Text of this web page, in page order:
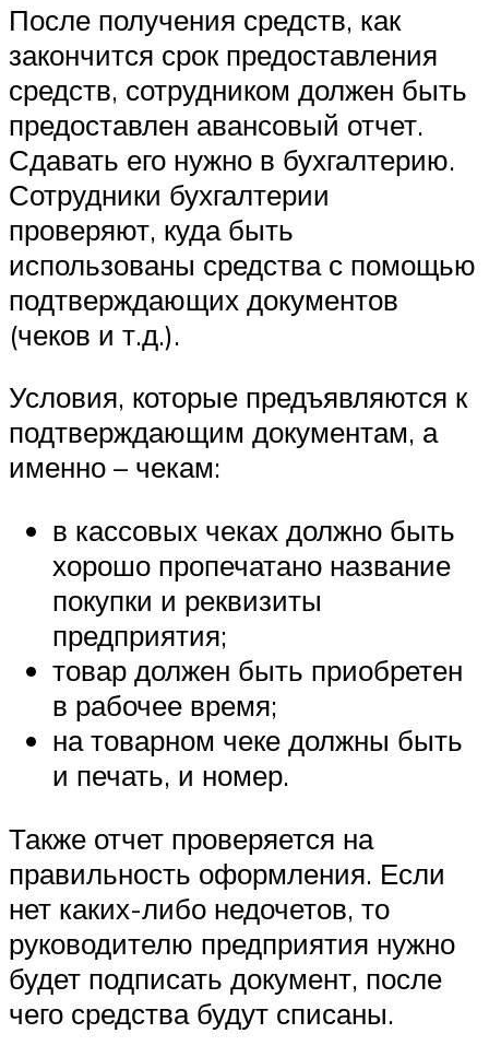
После получения средств, как
закончится срок предоставления
средств, сотрудником должен быть
предоставлен авансовый отчет.
Сдавать его нужно в бухгалтерию.
Сотрудники бухгалтерии
проверяют, куда быть
использованы средства с помощью
подтверждающих документов
(чеков и т.д.).
Условия, которые предъявляются к
подтверждающим документам, а
именно – чекам:
в кассовых чеках должно быть
хорошо пропечатано название
покупки и реквизиты
предприятия;
товар должен быть приобретен
в рабочее время;
на товарном чеке должны быть
и печать, и номер.
Также отчет проверяется на
правильность оформления. Если
нет каких-либо недочетов, то
руководителю предприятия нужно
будет подписать документ, после
чего средства будут списаны.